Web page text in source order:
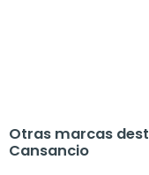
Otras marcas
Cansancio